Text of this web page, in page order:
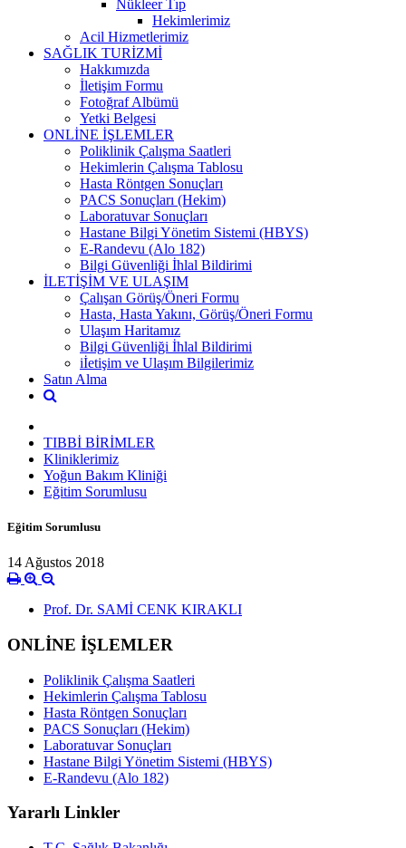
Nükleer Tıp
Hekimlerimiz
Acil Hizmetlerimiz
SAĞLIK TURİZMİ
Hakkımızda
İletişim Formu
Fotoğraf Albümü
Yetki Belgesi
ONLİNE İŞLEMLER
Poliklinik Çalışma Saatleri
Hekimlerin Çalışma Tablosu
Hasta Röntgen Sonuçları
PACS Sonuçları (Hekim)
Laboratuvar Sonuçları
Hastane Bilgi Yönetim Sistemi (HBYS)
E-Randevu (Alo 182)
Bilgi Güvenliği İhlal Bildirimi
İLETİŞİM VE ULAŞIM
Çalışan Görüş/Öneri Formu
Hasta, Hasta Yakını, Görüş/Öneri Formu
Ulaşım Haritamız
Bilgi Güvenliği İhlal Bildirimi
iİetişim ve Ulaşım Bilgilerimiz
Satın Alma
TIBBİ BİRİMLER
Kliniklerimiz
Yoğun Bakım Kliniği
Eğitim Sorumlusu
Eğitim Sorumlusu
14 Ağustos 2018
Prof. Dr. SAMİ CENK KIRAKLI
ONLİNE İŞLEMLER
Poliklinik Çalışma Saatleri
Hekimlerin Çalışma Tablosu
Hasta Röntgen Sonuçları
PACS Sonuçları (Hekim)
Laboratuvar Sonuçları
Hastane Bilgi Yönetim Sistemi (HBYS)
E-Randevu (Alo 182)
Yararlı Linkler